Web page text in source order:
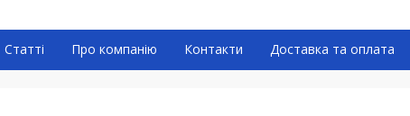
Статті Про компанію Контакти Доставка та оплата